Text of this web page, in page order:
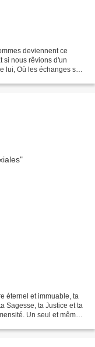
deviennent ce
si nous rêvions d'un
lui, Où les échanges sont
éternel et immuable, ta
Sagesse, ta Justice et ta
Un seul et même